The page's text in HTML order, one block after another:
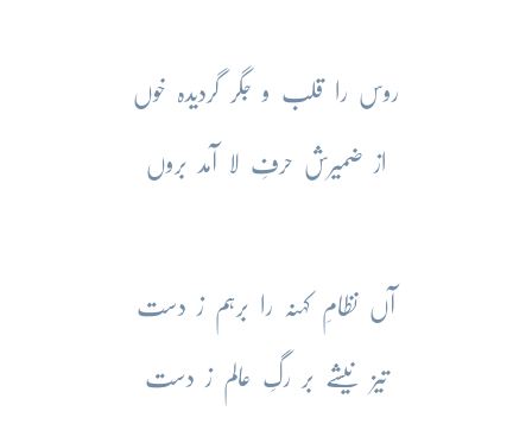
روس را قلب و جگر گردیدہ خوں
از ضمیرش حرفِ لا آمد بروں
آں نظامِ کہنہ را برہم ز دست
تیز نیشے بر رگِ عالم ز دست